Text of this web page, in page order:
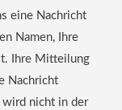
eine Nachricht
Namen, Ihre
Ihre Mitteilung
Nachricht
wird nicht in der